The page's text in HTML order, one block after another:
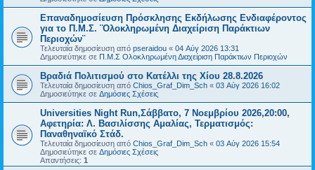
Επαναδημοσίευση Πρόσκλησης Εκδήλωσης Ενδιαφέροντος
για το Π.Μ.Σ. ¨Ολοκληρωμένη Διαχείριση Παράκτιων
Περιοχών¨
Τελευταία δημοσίευση από pseraidou « 04 Αύγ 2026 13:31
Δημοσιεύτηκε σε Π.Μ.Σ Ολοκληρωμένη Διαχείριση Παράκτιων Περιοχών
Βραδιά Πολιτισμού στο Κατέλλι της Χίου 28.8.2026
Τελευταία δημοσίευση από Chios_Graf_Dim_Sch « 03 Αύγ 2026 16:02
Δημοσιεύτηκε σε Δημόσιες Σχέσεις
Universities Night Run,Σάββατο, 7 Νοεμβρίου 2026,20:00,
Αφετηρία: Λ. Βασιλίσσης Αμαλίας, Τερματισμός:
Παναθηναϊκό Στάδ.
Τελευταία δημοσίευση από Chios_Graf_Dim_Sch « 03 Αύγ 2026 15:54
Δημοσιεύτηκε σε Δημόσιες Σχέσεις
Απαντήσεις: 1